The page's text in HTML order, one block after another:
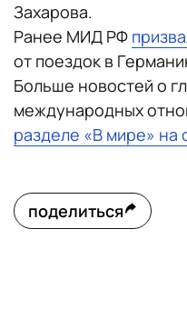
Захарова.
Ранее МИД РФ
от поездок в
Больше новостей о
международных
разделе «В мире» на
поделиться